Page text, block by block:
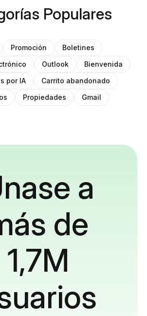
Populares
Promoción
Boletines
Outlook
Bienvenida
por IA
Carrito abandonado
Propiedades Gmail
a
de
1,7M